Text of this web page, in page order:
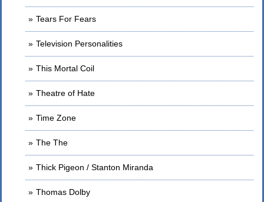
Tears For Fears
Television Personalities
This Mortal Coil
Theatre of Hate
Time Zone
The The
Thick Pigeon / Stanton Miranda
Thomas Dolby